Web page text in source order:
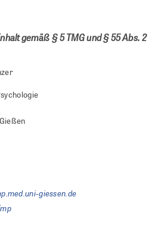
gemäß § 5 TMG und § 55 Abs. 2
giessen.de